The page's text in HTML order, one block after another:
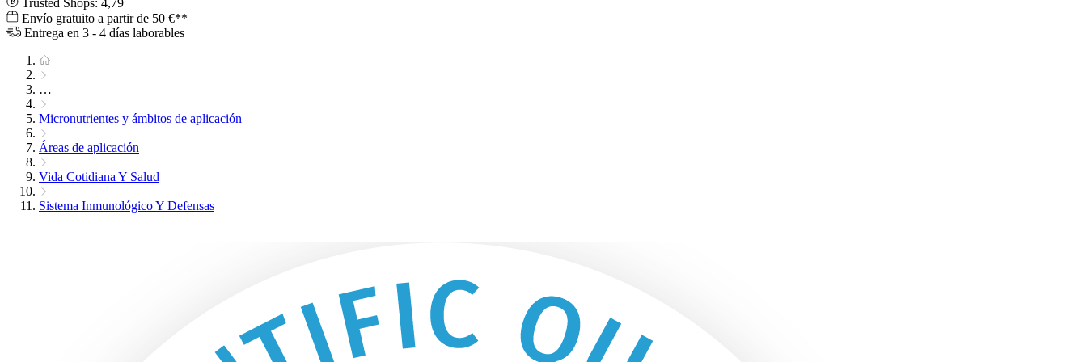
Trusted Shops: 4,79
Envío gratuito a partir de 50 €**
Entrega en 3 - 4 días laborables
…
Micronutrientes y ámbitos de aplicación
Áreas de aplicación
Vida Cotidiana Y Salud
Sistema Inmunológico Y Defensas